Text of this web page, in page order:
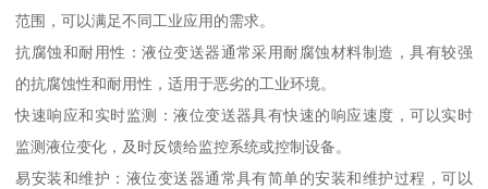
范围，可以满足不同工业应用的需求。
抗腐蚀和耐用性：液位变送器通常采用耐腐蚀材料制造，具有较强
的抗腐蚀性和耐用性，适用于恶劣的工业环境。
快速响应和实时监测：液位变送器具有快速的响应速度，可以实时
监测液位变化，及时反馈给监控系统或控制设备。
易安装和维护：液位变送器通常具有简单的安装和维护过程，可以